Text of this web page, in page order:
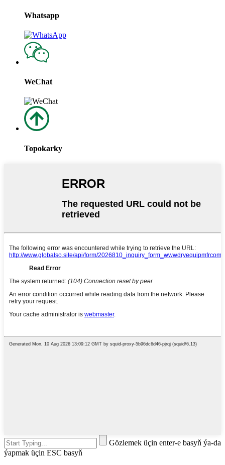
Whatsapp
WeChat
Topokarky
Gözlemek üçin enter-e basyň ýa-da
ýapmak üçin ESC basyň